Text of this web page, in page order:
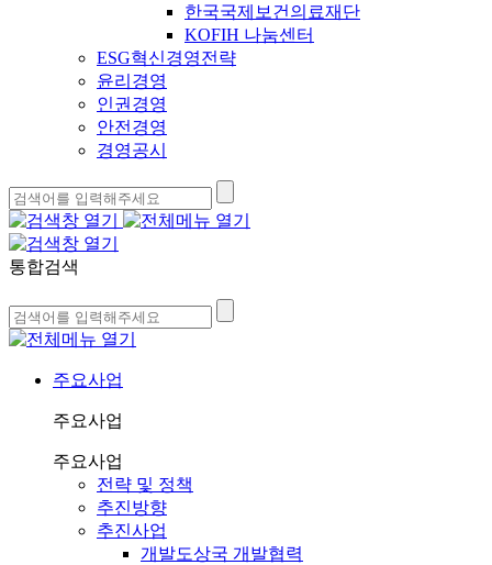
한국국제보건의료재단
KOFIH 나눔센터
ESG혁신경영전략
윤리경영
인권경영
안전경영
경영공시
통합검색
주요사업
주요사업
주요사업
전략 및 정책
추진방향
추진사업
개발도상국 개발협력